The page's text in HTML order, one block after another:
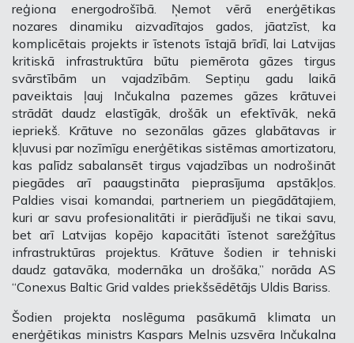
reģiona energodrošībā. Ņemot vērā enerģētikas
nozares dinamiku aizvadītajos gados, jāatzīst, ka
komplicētais projekts ir īstenots īstajā brīdī, lai Latvijas
kritiskā infrastruktūra būtu piemērota gāzes tirgus
svārstībām un vajadzībām. Septiņu gadu laikā
paveiktais ļauj Inčukalna pazemes gāzes krātuvei
strādāt daudz elastīgāk, drošāk un efektīvāk, nekā
iepriekš. Krātuve no sezonālas gāzes glabātavas ir
kļuvusi par nozīmīgu enerģētikas sistēmas amortizatoru,
kas palīdz sabalansēt tirgus vajadzības un nodrošināt
piegādes arī paaugstināta pieprasījuma apstākļos.
Paldies visai komandai, partneriem un piegādātajiem,
kuri ar savu profesionalitāti ir pierādījuši ne tikai savu,
bet arī Latvijas kopējo kapacitāti īstenot sarežģītus
infrastruktūras projektus. Krātuve šodien ir tehniski
daudz gatavāka, modernāka un drošāka,” norāda AS
“Conexus Baltic Grid valdes priekšsēdētājs Uldis Bariss.
Šodien projekta noslēguma pasākumā klimata un
enerģētikas ministrs Kaspars Melnis uzsvēra Inčukalna